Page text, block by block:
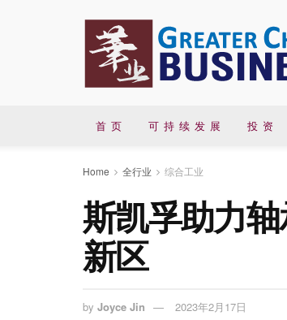
首 页 可 持 续 发 展 投 资
Home 全行业 综合工业
斯凯孚助力
新区
by Joyce Jin 2023年2月17日